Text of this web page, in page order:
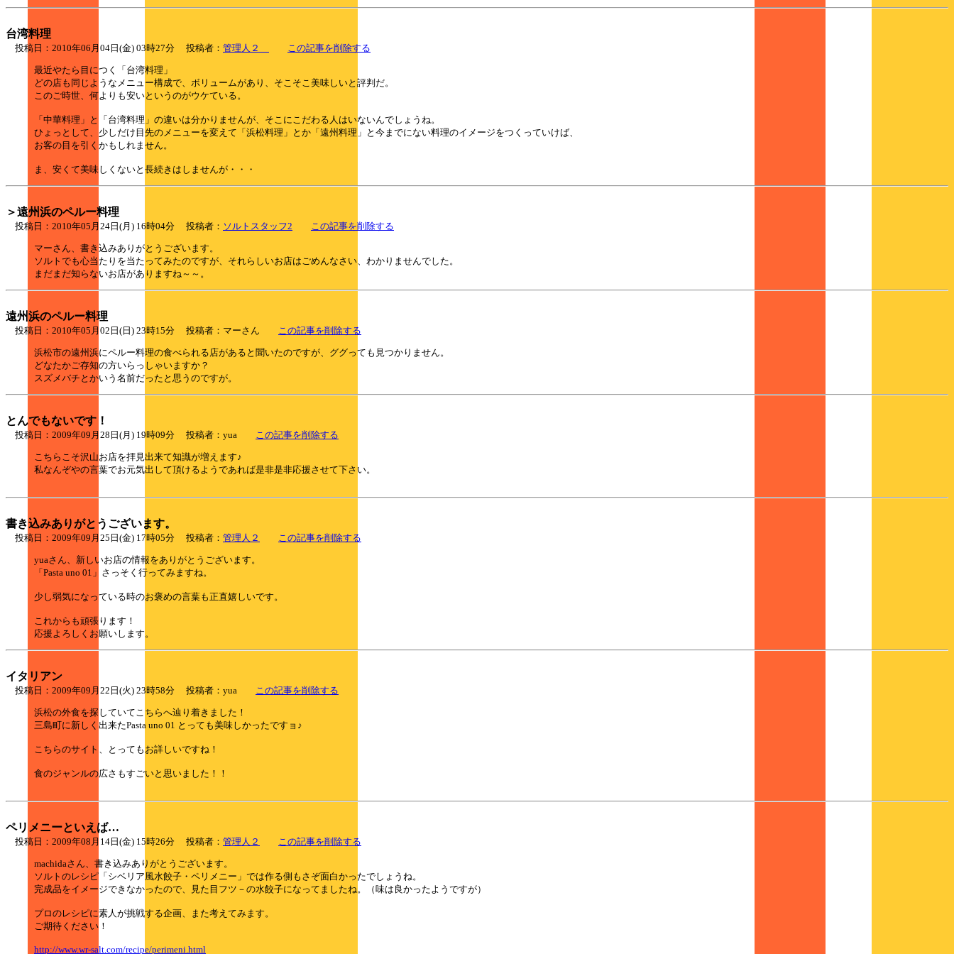
台湾料理
投稿日：2010年06月04日(金) 03時27分 投稿者： 管理人２ この記事を削除する
最近やたら目につく「台湾料理」
どの店も同じようなメニュー構成で、ボリュームがあり、そこそこ美味しいと評判だ。
このご時世、何よりも安いというのがウケている。
「中華料理」と「台湾料理」の違いは分かりませんが、そこにこだわる人はいないんでしょうね。
ひょっとして、少しだけ目先のメニューを変えて「浜松料理」とか「遠州料理」と今までにない料理のイメージをつくっていけば、
お客の目を引くかもしれません。
ま、安くて美味しくないと長続きはしませんが・・・
＞遠州浜のペルー料理
投稿日：2010年05月24日(月) 16時04分 投稿者： ソルトスタッフ2 この記事を削除する
マーさん、書き込みありがとうございます。
ソルトでも心当たりを当たってみたのですが、それらしいお店はごめんなさい、わかりませんでした。
まだまだ知らないお店がありますね～～。
遠州浜のペルー料理
投稿日：2010年05月02日(日) 23時15分 投稿者：マーさん この記事を削除する
浜松市の遠州浜にペルー料理の食べられる店があると聞いたのですが、ググっても見つかりません。
どなたかご存知の方いらっしゃいますか？
スズメバチとかいう名前だったと思うのですが。
とんでもないです！
投稿日：2009年09月28日(月) 19時09分 投稿者：yua この記事を削除する
こちらこそ沢山お店を拝見出来て知識が増えます♪
私なんぞやの言葉でお元気出して頂けるようであれば是非是非応援させて下さい。
書き込みありがとうございます。
投稿日：2009年09月25日(金) 17時05分 投稿者： 管理人２ この記事を削除する
yuaさん、新しいお店の情報をありがとうございます。
「Pasta uno 01」さっそく行ってみますね。
少し弱気になっている時のお褒めの言葉も正直嬉しいです。
これからも頑張ります！
応援よろしくお願いします。
イタリアン
投稿日：2009年09月22日(火) 23時58分 投稿者：yua この記事を削除する
浜松の外食を探していてこちらへ辿り着きました！
三島町に新しく出来たPasta uno 01 とっても美味しかったですョ♪
こちらのサイト、とってもお詳しいですね！
食のジャンルの広さもすごいと思いました！！
ペリメニーといえば…
投稿日：2009年08月14日(金) 15時26分 投稿者： 管理人２ この記事を削除する
machidaさん、書き込みありがとうございます。
ソルトのレシピ「シベリア風水餃子・ペリメニー」では作る側もさぞ面白かったでしょうね。
完成品をイメージできなかったので、見た目フツ－の水餃子になってましたね。（味は良かったようですが）
プロのレシピに素人が挑戦する企画、また考えてみます。
ご期待ください！
http://www.wr-salt.com/recipe/perimeni.html